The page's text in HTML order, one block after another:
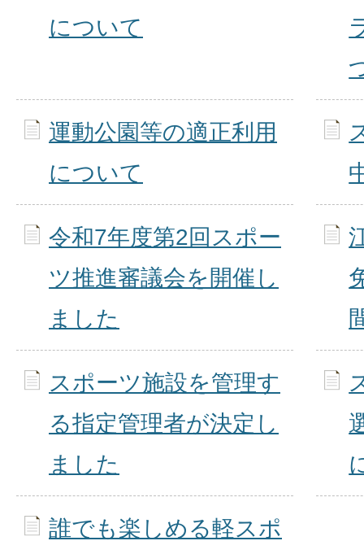
について
運動公園等の適正利用
について
令和7年度第2回スポー
ツ推進審議会を開催し
ました
スポーツ施設を管理す
る指定管理者が決定し
ました
誰でも楽しめる軽スポ